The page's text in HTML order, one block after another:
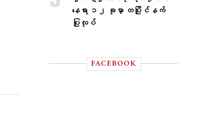
နေရာ ၁၂ ခုမှာ တပြိုင်နက်
ပြုလုပ်
FACEBOOK